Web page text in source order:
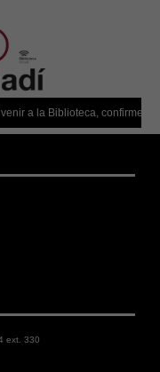
Biblioteca, confirmeu que
ext. 330